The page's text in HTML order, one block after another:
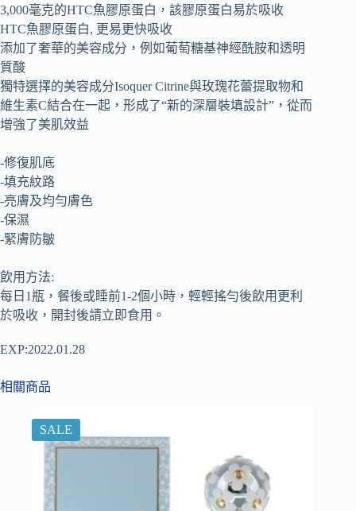
3,000毫克的HTC魚膠原蛋白，該膠原蛋白易於吸收
HTC魚膠原蛋白, 更易更快吸收
添加了奢華的美容成分，例如葡萄糖基神經酰胺和透明
質酸
獨特選擇的美容成分Isoquer Citrine與玫瑰花蕾提取物和
維生素C結合在一起，形成了“新的深層裝填設計”，從而
增強了美肌效益
-修復肌底
-填充紋路
-亮膚及均勻膚色
-保濕
-緊膚防皺
飲用方法:
每日1瓶，餐後或睡前1-2個小時，輕輕搖勻後飲用更利
於吸收，開封後請立即食用。
EXP:2022.01.28
相關商品
SALE